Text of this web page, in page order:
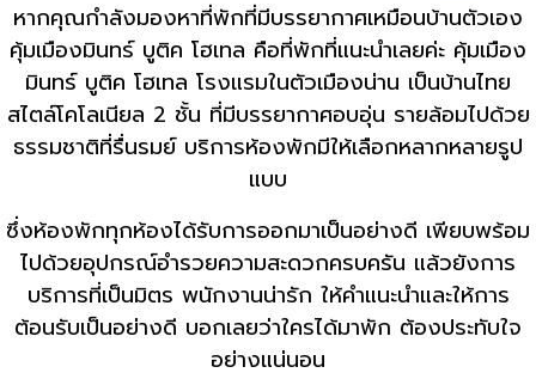
หากคุณกำลังมองหาที่พักที่มีบรรยากาศเหมือนบ้านตัวเอง
คุ้มเมืองมินทร์ บูติค โฮเทล คือที่พักที่แนะนำเลยค่ะ คุ้มเมือง
มินทร์ บูติค โฮเทล โรงแรมในตัวเมืองน่าน เป็นบ้านไทย
สไตล์โคโลเนียล 2 ชั้น ที่มีบรรยากาศอบอุ่น รายล้อมไปด้วย
ธรรมชาติที่รื่นรมย์ บริการห้องพักมีให้เลือกหลากหลายรูป
แบบ
ซึ่งห้องพักทุกห้องได้รับการออกมาเป็นอย่างดี เพียบพร้อม
ไปด้วยอุปกรณ์อำรวยความสะดวกครบครัน แล้วยังการ
บริการที่เป็นมิตร พนักงานน่ารัก ให้คำแนะนำและให้การ
ต้อนรับเป็นอย่างดี บอกเลยว่าใครได้มาพัก ต้องประทับใจ
อย่างแน่นอน